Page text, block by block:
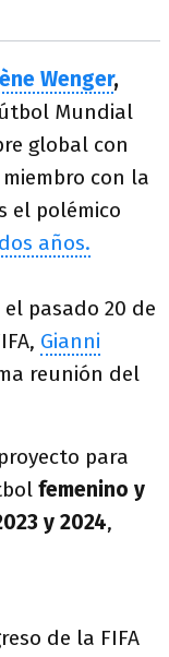
Wenger,
Mundial
global con
con la
el polémico
años.
pasado 20 de
Gianni
reunión del
para
femenino y
y 2024,
de la FIFA